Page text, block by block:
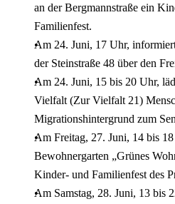
an der Bergmannstraße ein
Familienfest.
Am 24. Juni, 17 Uhr,
der Steinstraße 48 über den
Am 24. Juni, 15 bis 20 Uhr,
Vielfalt (Zur Vielfalt 21)
Migrationshintergrund zum
Am Freitag, 27. Juni, 14 bis
Bewohnergarten „Grünes
Kinder- und Familienfest des
Am Samstag, 28. Juni, 13 bis